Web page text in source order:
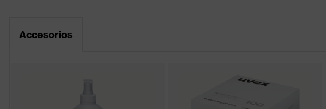
Portal de descarga de la declaración de conformidad CE
Accesorios